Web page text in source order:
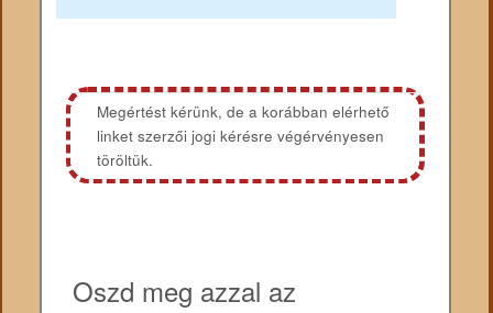
Megértést kérünk, de a korábban elérhető
linket szerzői jogi kérésre végérvényesen
töröltük.
Oszd meg azzal az